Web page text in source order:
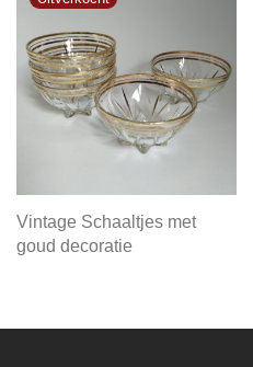
Vintage Schaaltjes met
goud decoratie